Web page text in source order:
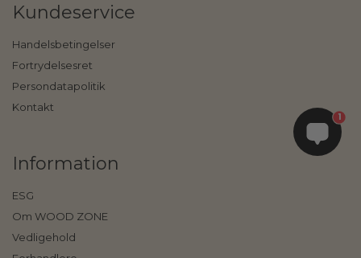
Kundeservice
Handelsbetingelser
Fortrydelsesret
Persondatapolitik
Kontakt
Information
ESG
Om WOOD ZONE
Vedligehold
1